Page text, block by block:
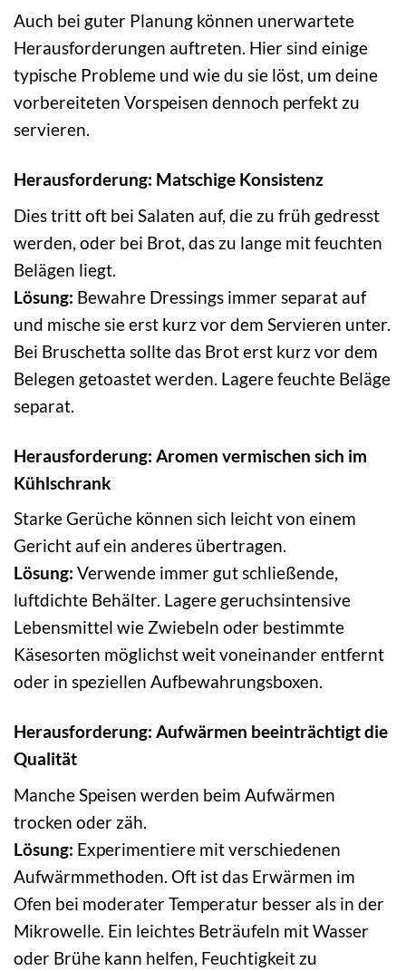
Auch bei guter Planung können unerwartete
Herausforderungen auftreten. Hier sind einige
typische Probleme und wie du sie löst, um deine
vorbereiteten Vorspeisen dennoch perfekt zu
servieren.
Herausforderung: Matschige Konsistenz
Dies tritt oft bei Salaten auf, die zu früh gedresst
werden, oder bei Brot, das zu lange mit feuchten
Belägen liegt.
Lösung: Bewahre Dressings immer separat auf
und mische sie erst kurz vor dem Servieren unter.
Bei Bruschetta sollte das Brot erst kurz vor dem
Belegen getoastet werden. Lagere feuchte Beläge
separat.
Herausforderung: Aromen vermischen sich im
Kühlschrank
Starke Gerüche können sich leicht von einem
Gericht auf ein anderes übertragen.
Lösung: Verwende immer gut schließende,
luftdichte Behälter. Lagere geruchsintensive
Lebensmittel wie Zwiebeln oder bestimmte
Käsesorten möglichst weit voneinander entfernt
oder in speziellen Aufbewahrungsboxen.
Herausforderung: Aufwärmen beeinträchtigt die
Qualität
Manche Speisen werden beim Aufwärmen
trocken oder zäh.
Lösung: Experimentiere mit verschiedenen
Aufwärmmethoden. Oft ist das Erwärmen im
Ofen bei moderater Temperatur besser als in der
Mikrowelle. Ein leichtes Beträufeln mit Wasser
oder Brühe kann helfen, Feuchtigkeit zu